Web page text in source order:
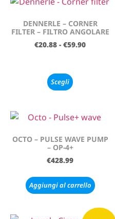
DENNERLE – CORNER
FILTER – FILTRO ANGOLARE
€20.88 - €59.90
Scegli
OCTO – PULSE WAVE PUMP
– OP-4+
€428.99
Aggiungi al carrello